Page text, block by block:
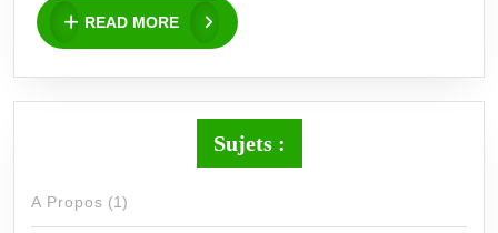
READ MORE
READ
MORE
Sujets :
A Propos (1)